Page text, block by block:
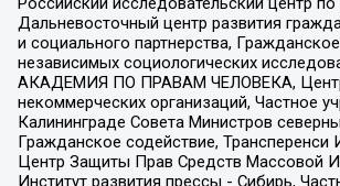
Дальневосточный центр развития
и социального партнерства,
независимых социологических
АКАДЕМИЯ ПО ПРАВАМ ЧЕЛОВЕКА, Центр
некоммерческих организаций, Частное
Калининграде Совета Министров
Гражданское содействие, Трансперенси
Центр Защиты Прав Средств Массовой
Институт развития прессы - Сибирь,